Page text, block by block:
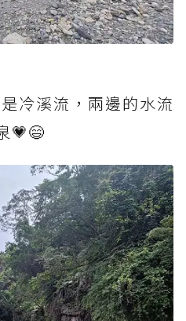
冷溪流，兩邊的水流
💗😄